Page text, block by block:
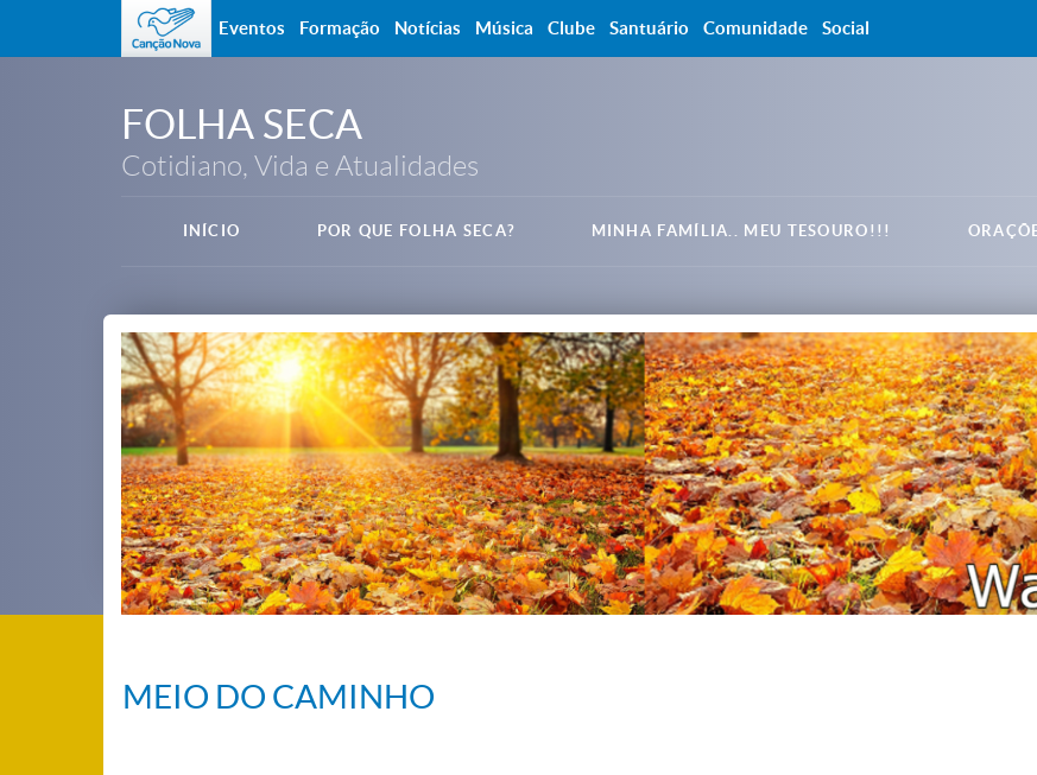
FOLHA SECA
Cotidiano, Vida e Atualidades
INÍCIO POR QUE FOLHA SECA? MINHA FAMÍLIA.. MEU TESOURO!!!
MEIO DO CAMINHO
Eventos Formação Notícias Música Clube Santuário Comunidade Social